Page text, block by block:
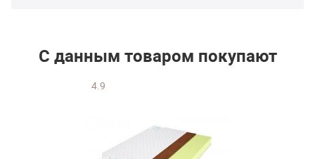
С данным товаром покупают
4.9